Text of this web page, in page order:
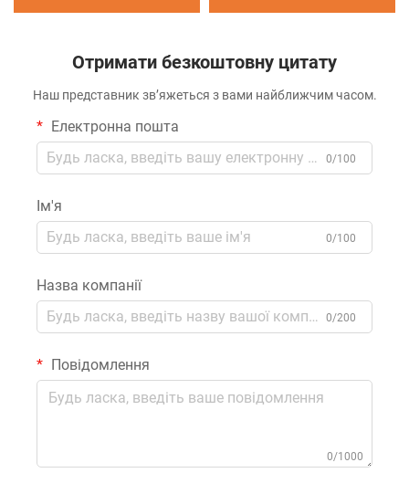
Отримати безкоштовну цитату
Наш представник зв’яжеться з вами найближчим часом.
Електронна пошта
0/100
Ім'я
0/100
Назва компанії
0/200
Повідомлення
0/1000